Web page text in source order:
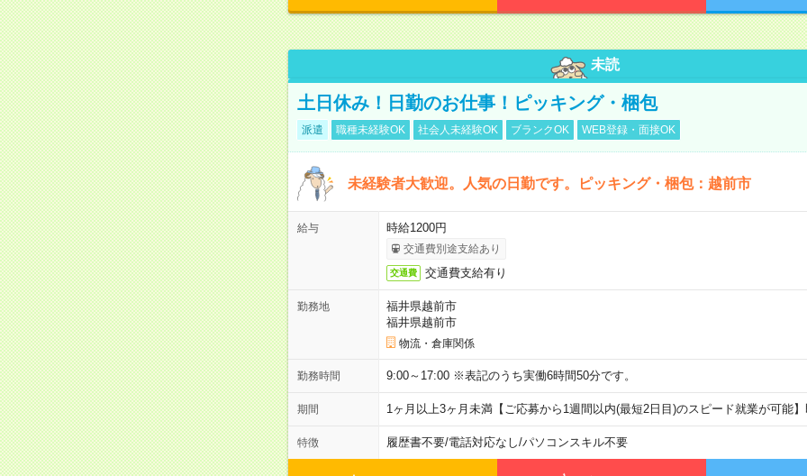
未読
土日休み！日勤のお仕事！ピッキング・梱包
派遣 職種未経験OK 社会人未経験OK ブランクOK WEB登録・面接OK
未経験者大歓迎。人気の日勤です。ピッキング・梱包：越前市
給与 時給1200円
交通費別途支給あり
交通費 交通費支給有り
勤務地
福井県越前市
福井県越前市
物流・倉庫関係
勤務時間 9:00～17:00 ※表記のうち実働6時間50分です。
期間 1ヶ月以上3ヶ月未満【ご応募から1週間以内(最短2日目)のスピード就業が可能
特徴 履歴書不要/電話対応なし/パソコンスキル不要